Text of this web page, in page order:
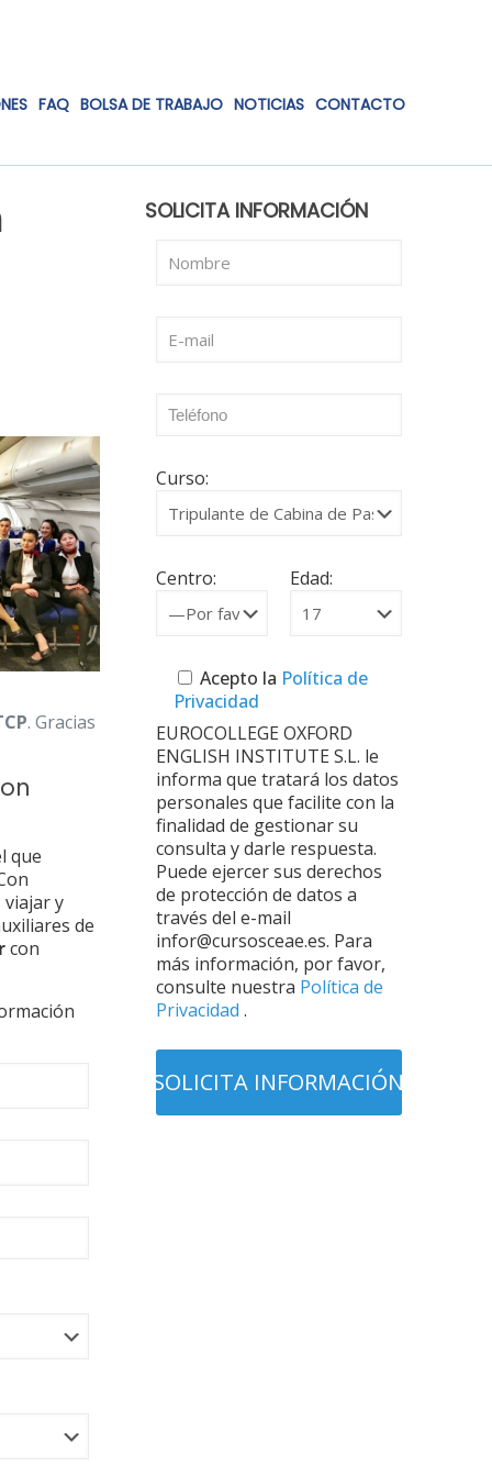
FAQ BOLSA DE TRABAJO NOTICIAS CONTACTO
. Gracias
que
viajar y
de
con
SOLICITA INFORMACIÓN
Curso:
Centro: Edad:
Acepto la Política de
Privacidad
EUROCOLLEGE OXFORD
ENGLISH INSTITUTE S.L. le
informa que tratará los datos
personales que facilite con la
finalidad de gestionar su
consulta y darle respuesta.
Puede ejercer sus derechos
de protección de datos a
través del e-mail
infor@cursosceae.es. Para
más información, por favor,
consulte nuestra Política de
Privacidad .